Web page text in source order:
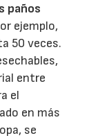
paños
ejemplo,
50 veces.
entre
el
en más
se